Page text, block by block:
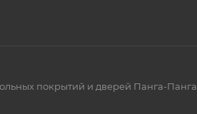
покрытий и дверей Панга-Панга